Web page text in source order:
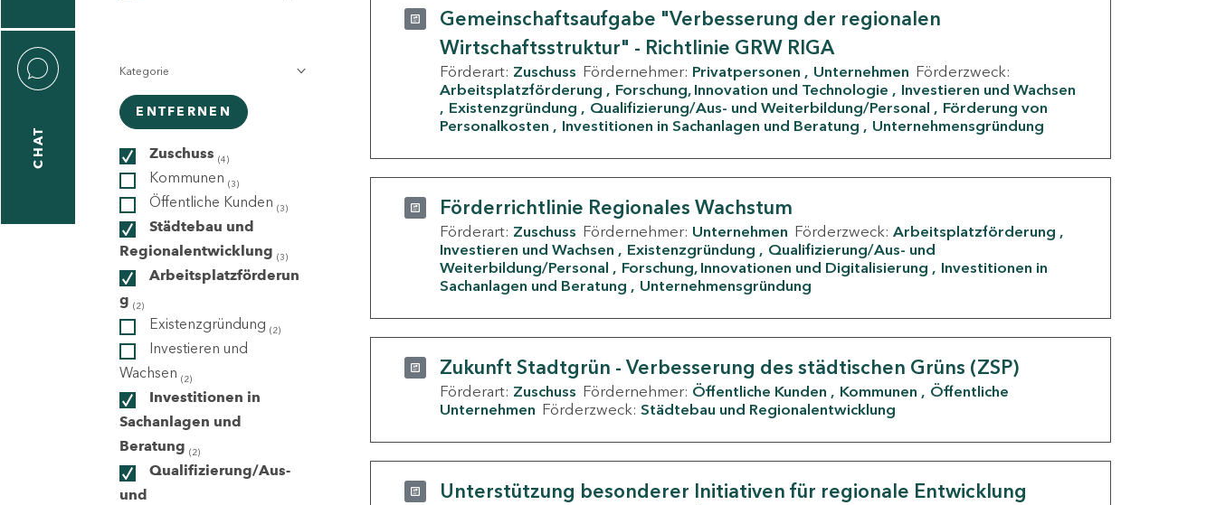
CHAT
Kategorie
ENTFERNEN
Zuschuss (4)
Kommunen (3)
Öffentliche Kunden (3)
Städtebau und
Regionalentwicklung (3)
Arbeitsplatzförderun
g (2)
Existenzgründung (2)
Investieren und
Wachsen (2)
Investitionen in
Sachanlagen und
Beratung (2)
Qualifizierung/Aus-
und
Gemeinschaftsaufgabe "Verbesserung der regionalen
Wirtschaftsstruktur" - Richtlinie GRW RIGA
Förderart: Zuschuss Fördernehmer: Privatpersonen Unternehmen Förderzweck:
Arbeitsplatzförderung
Forschung, Innovation und Technologie
Investieren und Wachsen
Existenzgründung
Qualifizierung/Aus- und Weiterbildung/Personal
Förderung von
Personalkosten
Investitionen in Sachanlagen und Beratung Unternehmensgründung
Förderrichtlinie Regionales Wachstum
Förderart: Zuschuss Fördernehmer: Unternehmen Förderzweck: Arbeitsplatzförderung
Investieren und Wachsen
Existenzgründung
Qualifizierung/Aus- und
Weiterbildung/Personal
Forschung, Innovationen und Digitalisierung
Investitionen in
Sachanlagen und Beratung
Unternehmensgründung
Zukunft Stadtgrün - Verbesserung des städtischen Grüns (ZSP)
Förderart: Zuschuss Fördernehmer: Öffentliche Kunden Kommunen
Öffentliche
Unternehmen Förderzweck: Städtebau und Regionalentwicklung
Unterstützung besonderer Initiativen für regionale Entwicklung